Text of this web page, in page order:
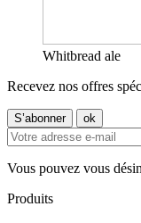
Whitbread ale
Recevez nos offres
Vous pouvez vous
Produits